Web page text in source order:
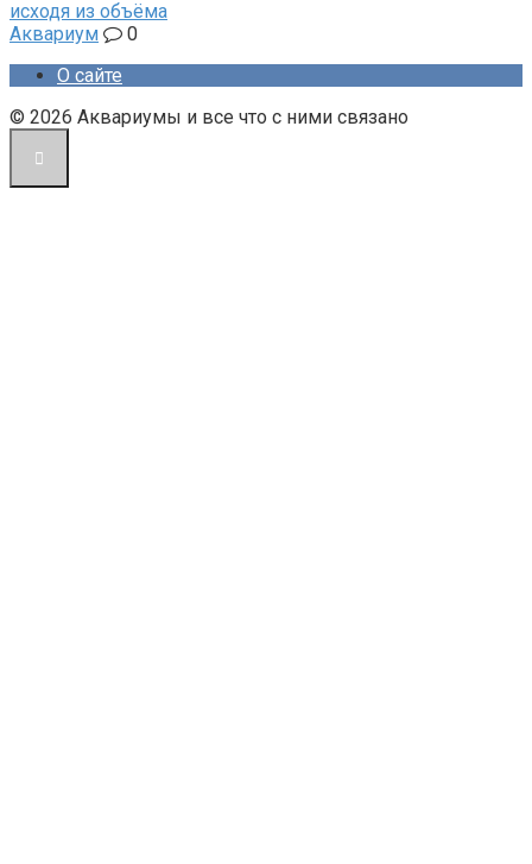
исходя из объёма
Аквариум
0
О сайте
© 2026 Аквариумы и все что с ними связано